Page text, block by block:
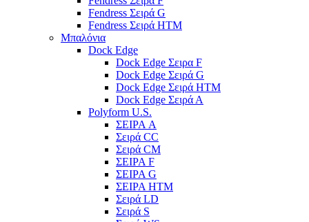
Fendress Σειρά G
Fendress Σειρά HTM
Μπαλόνια
Dock Edge
Dock Edge Σειρα F
Dock Edge Σειρά G
Dock Edge Σειρά HTM
Dock Edge Σειρά Α
Polyform U.S.
ΣΕΙΡΑ A
Σειρά CC
Σειρά CM
ΣΕΙΡΑ F
ΣΕΙΡΑ G
ΣΕΙΡΑ HTM
Σειρά LD
Σειρά S